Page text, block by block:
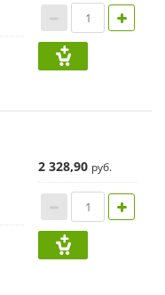
2 328,90 руб.